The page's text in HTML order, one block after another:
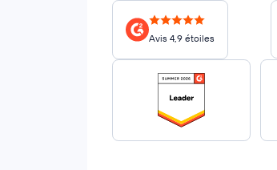
Avis 4,9 étoiles